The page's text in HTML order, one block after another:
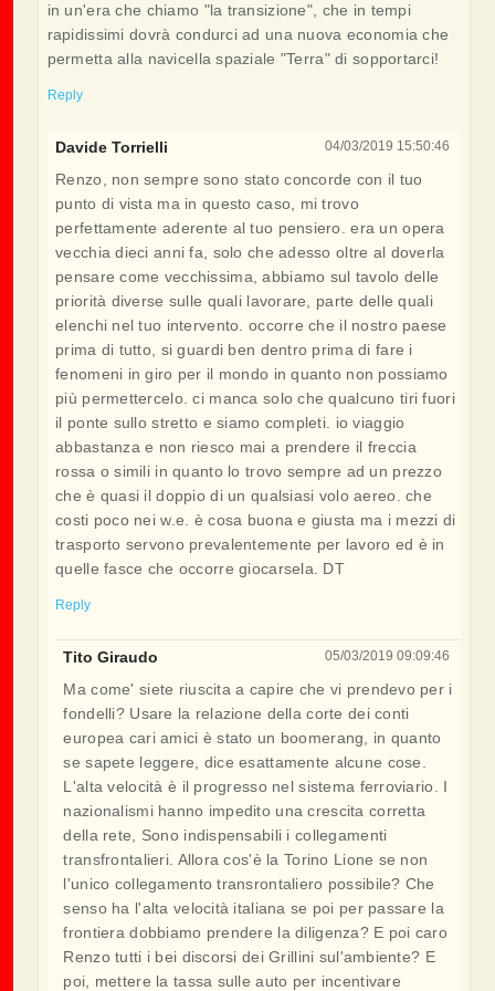
in un'era che chiamo "la transizione", che in tempi
rapidissimi dovrà condurci ad una nuova economia che
permetta alla navicella spaziale "Terra" di sopportarci!
Reply
04/03/2019 15:50:46
Davide Torrielli
Renzo, non sempre sono stato concorde con il tuo
punto di vista ma in questo caso, mi trovo
perfettamente aderente al tuo pensiero. era un opera
vecchia dieci anni fa, solo che adesso oltre al doverla
pensare come vecchissima, abbiamo sul tavolo delle
priorità diverse sulle quali lavorare, parte delle quali
elenchi nel tuo intervento. occorre che il nostro paese
prima di tutto, si guardi ben dentro prima di fare i
fenomeni in giro per il mondo in quanto non possiamo
più permettercelo. ci manca solo che qualcuno tiri fuori
il ponte sullo stretto e siamo completi. io viaggio
abbastanza e non riesco mai a prendere il freccia
rossa o simili in quanto lo trovo sempre ad un prezzo
che è quasi il doppio di un qualsiasi volo aereo. che
costi poco nei w.e. è cosa buona e giusta ma i mezzi di
trasporto servono prevalentemente per lavoro ed è in
quelle fasce che occorre giocarsela. DT
Reply
05/03/2019 09:09:46
Tito Giraudo
Ma come' siete riuscita a capire che vi prendevo per i
fondelli? Usare la relazione della corte dei conti
europea cari amici è stato un boomerang, in quanto
se sapete leggere, dice esattamente alcune cose.
L'alta velocità è il progresso nel sistema ferroviario. I
nazionalismi hanno impedito una crescita corretta
della rete, Sono indispensabili i collegamenti
transfrontalieri. Allora cos'è la Torino Lione se non
l'unico collegamento transrontaliero possibile? Che
senso ha l'alta velocità italiana se poi per passare la
frontiera dobbiamo prendere la diligenza? E poi caro
Renzo tutti i bei discorsi dei Grillini sul'ambiente? E
poi, mettere la tassa sulle auto per incentivare